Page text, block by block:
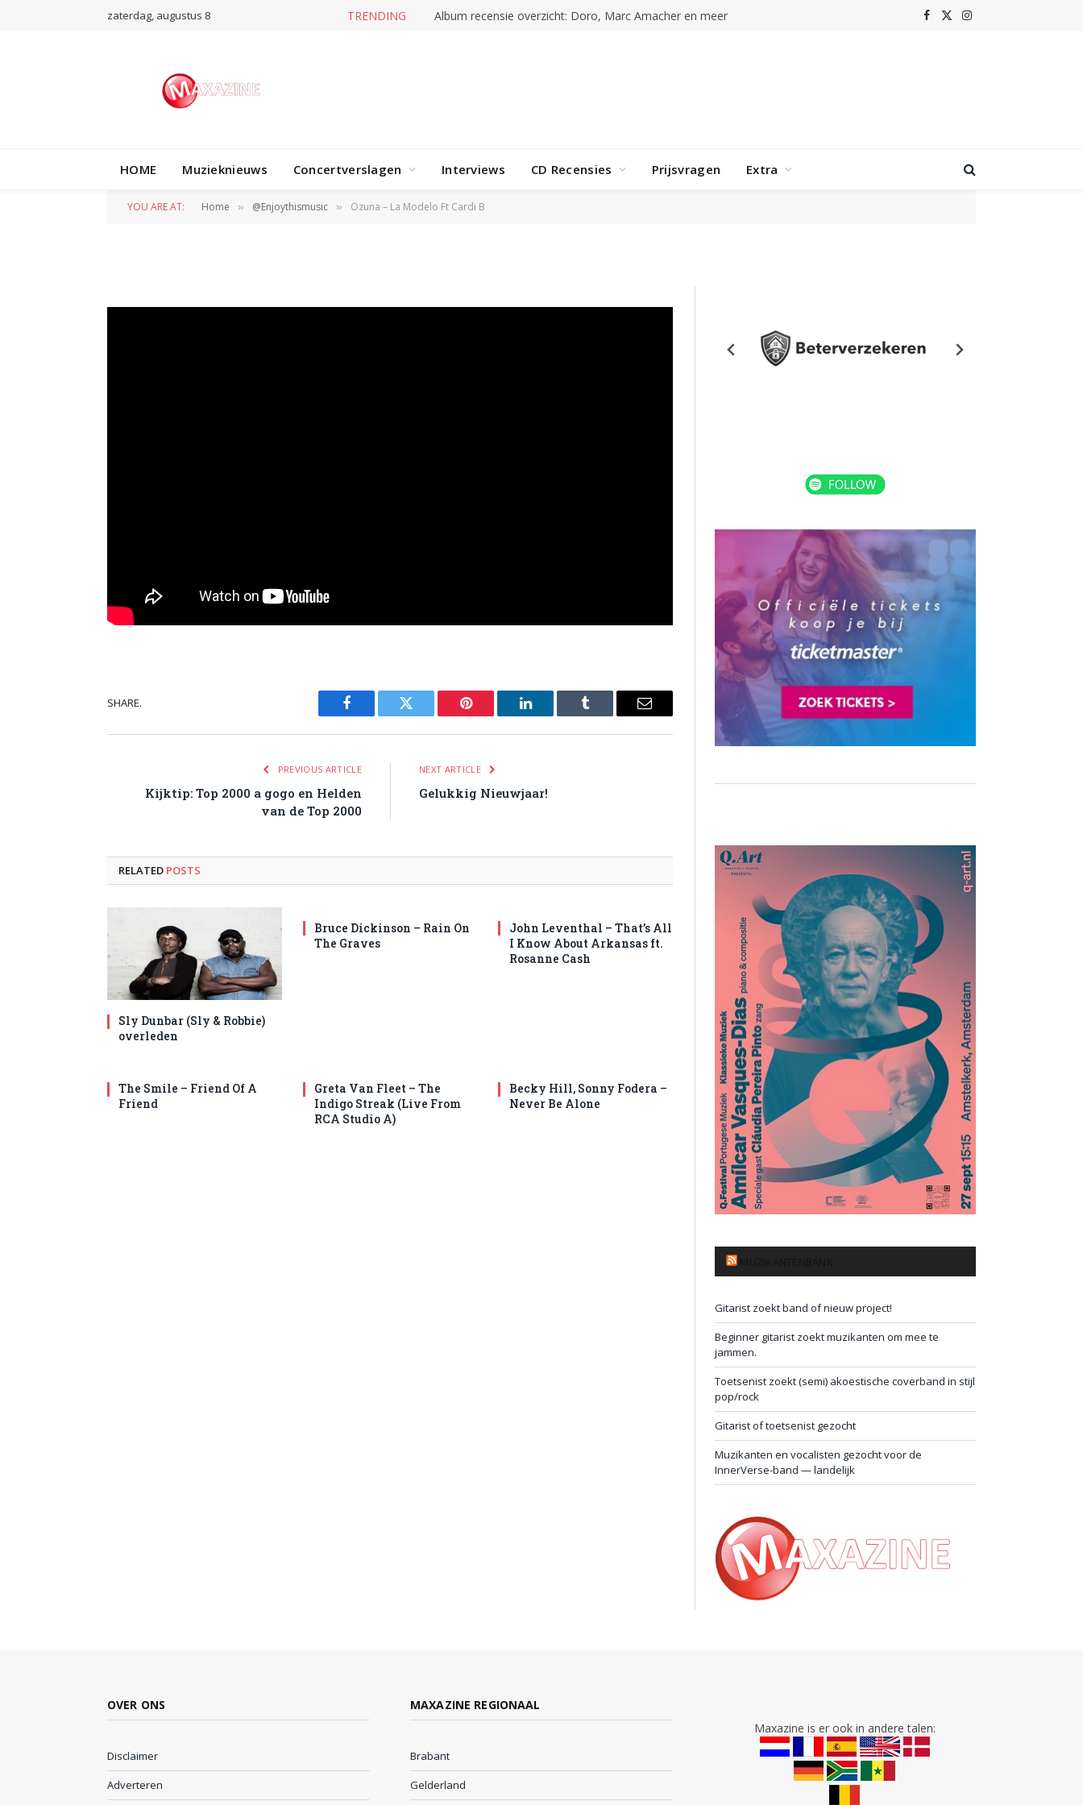
zaterdag, augustus 8 TRENDING Album recensie overzicht: Doro, Marc Amacher en meer Facebook
X
Instagram
HOME Muzieknieuws Concertverslagen Interviews CD Recensies Prijsvragen Extra
YOU ARE AT: Home » @Enjoythismusic » Ozuna – La Modelo Ft Cardi B
Ozuna – La Modelo Ft Cardi B
SHARE.
Facebook Twitter Pinterest LinkedIn Tumblr Email
PREVIOUS ARTICLE
Kijktip: Top 2000 a gogo en Helden
van de Top 2000
NEXT ARTICLE
Gelukkig Nieuwjaar!
RELATED POSTS
Sly Dunbar (Sly & Robbie)
overleden
Bruce Dickinson – Rain On
The Graves
John Leventhal – That’s All
I Know About Arkansas ft.
Rosanne Cash
The Smile – Friend Of A
Friend
Greta Van Fleet – The
Indigo Streak (Live From
RCA Studio A)
Becky Hill, Sonny Fodera –
Never Be Alone
Gitarist zoekt band of nieuw project!
Beginner gitarist zoekt muzikanten om mee te
jammen.
Toetsenist zoekt (semi) akoestische coverband in stijl
pop/rock
Gitarist of toetsenist gezocht
Muzikanten en vocalisten gezocht voor de
InnerVerse-band — landelijk
OVER ONS
Disclaimer
Adverteren
MAXAZINE REGIONAAL
Brabant
Gelderland
Maxazine is er ook in andere talen: